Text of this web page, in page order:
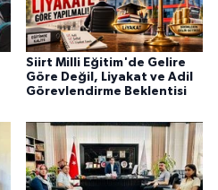
Siirt Milli Eğitim'de Gelire
Göre Değil, Liyakat ve Adil
Görevlendirme Beklentisi